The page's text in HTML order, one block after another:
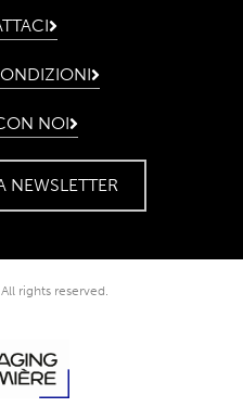
NOI
NEWSLETTER
rights reserved.